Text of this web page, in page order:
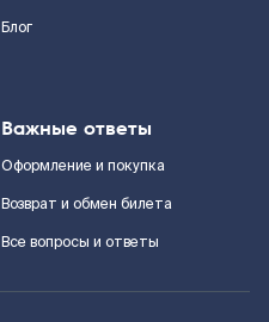
Блог
Важные ответы
Оформление и покупка
Возврат и обмен билета
Все вопросы и ответы